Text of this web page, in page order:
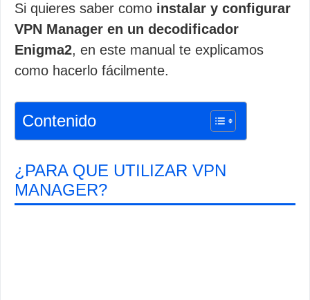
Si quieres saber como instalar y configurar
VPN Manager en un decodificador
Enigma2, en este manual te explicamos
como hacerlo fácilmente.
Contenido
¿PARA QUE UTILIZAR VPN
MANAGER?